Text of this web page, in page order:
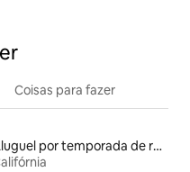
Coisas para fazer
Aluguel por temporada de ranchos